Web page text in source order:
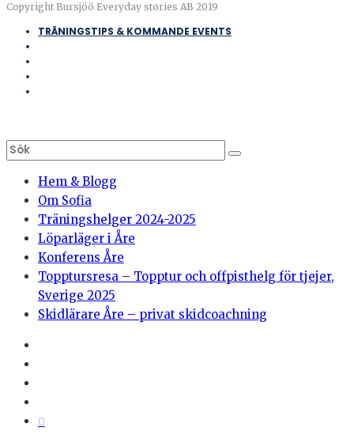
Copyright Bursjöö Everyday stories AB 2019
TRÄNINGSTIPS & KOMMANDE EVENTS
Hem & Blogg
Om Sofia
Träningshelger 2024-2025
Löparläger i Åre
Konferens Åre
Topptursresa – Topptur och offpisthelg för tjejer,
Sverige 2025
Skidlärare Åre – privat skidcoachning
0